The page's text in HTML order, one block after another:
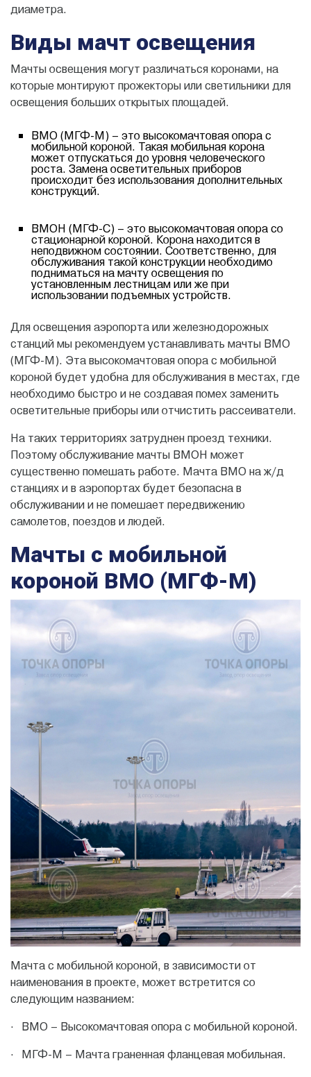
диаметра.
Виды мачт освещения
Мачты освещения могут различаться коронами, на
которые монтируют прожекторы или светильники для
освещения больших открытых площадей.
ВМО (МГФ-М) – это высокомачтовая опора с
мобильной короной. Такая мобильная корона
может отпускаться до уровня человеческого
роста. Замена осветительных приборов
происходит без использования дополнительных
конструкций.
ВМОН (МГФ-С) – это высокомачтовая опора со
стационарной короной. Корона находится в
неподвижном состоянии. Соответственно, для
обслуживания такой конструкции необходимо
подниматься на мачту освещения по
установленным лестницам или же при
использовании подъемных устройств.
Для освещения аэропорта или железнодорожных
станций мы рекомендуем устанавливать мачты ВМО
(МГФ-М). Эта высокомачтовая опора с мобильной
короной будет удобна для обслуживания в местах, где
необходимо быстро и не создавая помех заменить
осветительные приборы или отчистить рассеиватели.
На таких территориях затруднен проезд техники.
Поэтому обслуживание мачты ВМОН может
существенно помешать работе. Мачта ВМО на ж/д
станциях и в аэропортах будет безопасна в
обслуживании и не помешает передвижению
самолетов, поездов и людей.
Мачты с мобильной
короной ВМО (МГФ-М)
Мачта с мобильной короной, в зависимости от
наименования в проекте, может встретится со
следующим названием:
· ВМО – Высокомачтовая опора с мобильной короной.
· МГФ-М – Мачта граненная фланцевая мобильная.